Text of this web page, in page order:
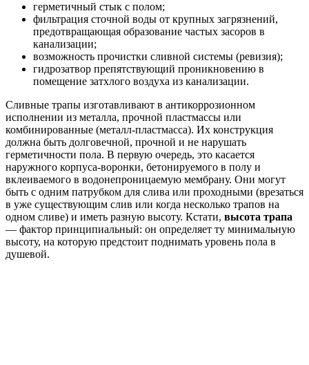
герметичный стык с полом;
фильтрация сточной воды от крупных загрязнений,
предотвращающая образование частых засоров в
канализации;
возможность прочистки сливной системы (ревизия);
гидрозатвор препятствующий проникновению в
помещение затхлого воздуха из канализации.
Сливные трапы изготавливают в антикоррозионном
исполнении из металла, прочной пластмассы или
комбинированные (металл-пластмасса). Их конструкция
должна быть долговечной, прочной и не нарушать
герметичности пола. В первую очередь, это касается
наружного корпуса-воронки, бетонируемого в полу и
вклеиваемого в водонепроницаемую мембрану. Они могут
быть с одним патрубком для слива или проходными (врезаться
в уже существующим слив или когда несколько трапов на
одном сливе) и иметь разную высоту. Кстати, высота трапа
— фактор принципиальный: он определяет ту минимальную
высоту, на которую предстоит поднимать уровень пола в
душевой.